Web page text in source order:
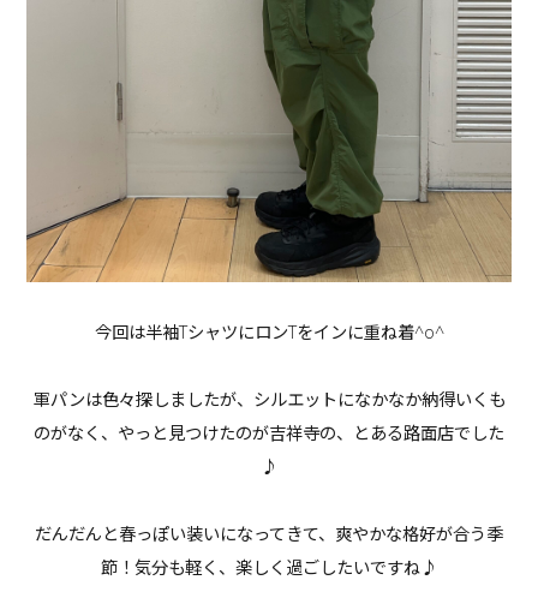
今回は半袖TシャツにロンTをインに重ね着^o^
軍パンは色々探しましたが、シルエットになかなか納得いくも
のがなく、やっと見つけたのが吉祥寺の、とある路面店でした
♪
だんだんと春っぽい装いになってきて、爽やかな格好が合う季
節！気分も軽く、楽しく過ごしたいですね♪